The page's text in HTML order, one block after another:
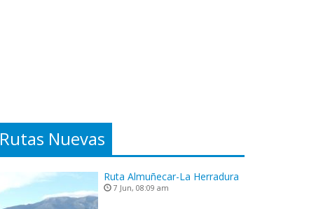
Rutas Nuevas
Ruta Almuñecar-La Herradura
7 Jun, 08:09 am